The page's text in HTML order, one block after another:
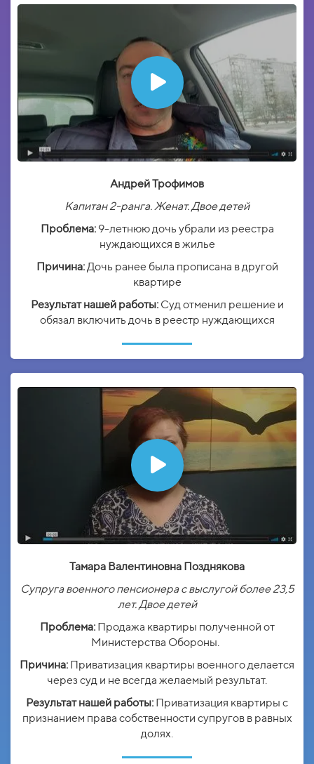
Андрей Трофимов
Капитан 2-ранга. Женат. Двое детей
Проблема:9-летнюю дочь убрали из реестра
нуждающихся в жилье
Причина:Дочь ранее была прописана в другой
квартире
Результат нашей работы: Суд отменил решение и
обязал включить дочь в реестр нуждающихся
Тамара Валентиновна Позднякова
Супруга военного пенсионера с выслугой более 23,5
лет. Двое детей
Проблема:Продажа квартиры полученной от
Министерства Обороны.
Причина: Приватизация квартиры военного делается
через суд и не всегда желаемый результат.
Результат нашей работы: Приватизация квартиры с
признанием права собственности супругов в равных
долях.